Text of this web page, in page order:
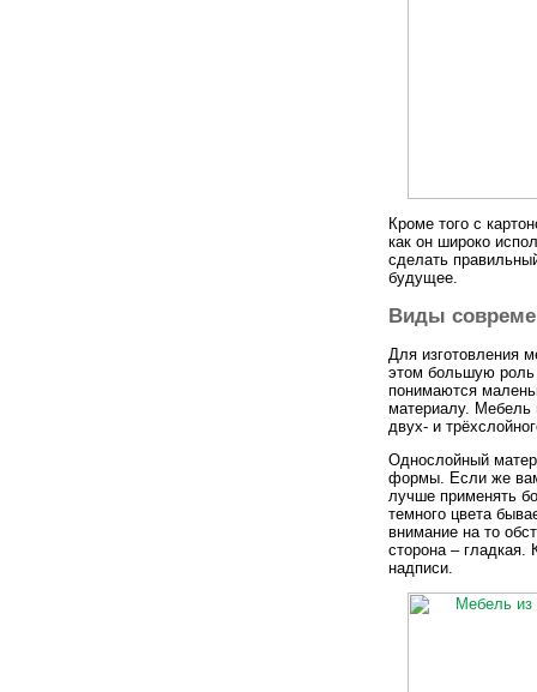
Кроме того с
как он широко
сделать
будущее.
Виды
Для изготовления
этом большую
понимаются
материалу. Мебель
двух- и
Однослойный
формы. Если же
лучше применять
темного цвета
внимание на то
сторона – гладкая.
надписи.